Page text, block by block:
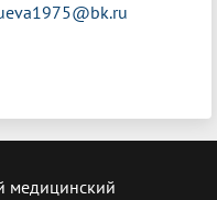
медицинский